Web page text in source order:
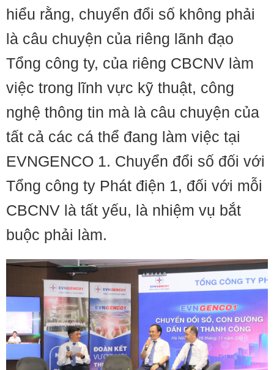
hiểu rằng, chuyển đổi số không phải
là câu chuyện của riêng lãnh đạo
Tổng công ty, của riêng CBCNV làm
việc trong lĩnh vực kỹ thuật, công
nghệ thông tin mà là câu chuyện của
tất cả các cá thể đang làm việc tại
EVNGENCO 1. Chuyển đổi số đối với
Tổng công ty Phát điện 1, đối với mỗi
CBCNV là tất yếu, là nhiệm vụ bắt
buộc phải làm.